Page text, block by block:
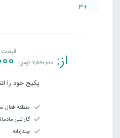
+3
از: 7,590,000تومان
پکیج خود را
منطقه فعال
گارانتی
چندزبانه